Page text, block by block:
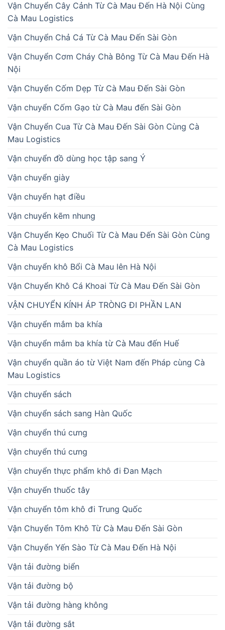
Vận Chuyển Cây Cảnh Từ Cà Mau Đến Hà Nội Cùng
Cà Mau Logistics
Vận Chuyển Chả Cá Từ Cà Mau Đến Sài Gòn
Vận Chuyển Cơm Cháy Chà Bông Từ Cà Mau Đến Hà
Nội
Vận Chuyển Cốm Dẹp Từ Cà Mau Đến Sài Gòn
Vận chuyển Cốm Gạo từ Cà Mau đến Sài Gòn
Vận Chuyển Cua Từ Cà Mau Đến Sài Gòn Cùng Cà
Mau Logistics
Vận chuyển đồ dùng học tập sang Ý
Vận chuyển giày
Vận chuyển hạt điều
Vận chuyển kẽm nhung
Vận Chuyển Kẹo Chuối Từ Cà Mau Đến Sài Gòn Cùng
Cà Mau Logistics
Vận chuyển khô Bổi Cà Mau lên Hà Nội
Vận Chuyển Khô Cá Khoai Từ Cà Mau Đến Sài Gòn
VẬN CHUYỂN KÍNH ÁP TRÒNG ĐI PHẦN LAN
Vận chuyển mắm ba khía
Vận chuyển mắm ba khía từ Cà Mau đến Huế
Vận chuyển quần áo từ Việt Nam đến Pháp cùng Cà
Mau Logistics
Vận chuyển sách
Vận chuyển sách sang Hàn Quốc
Vận chuyển thú cưng
Vận chuyển thú cưng
Vận chuyển thực phẩm khô đi Đan Mạch
Vận chuyển thuốc tây
Vận chuyển tôm khô đi Trung Quốc
Vận Chuyển Tôm Khô Từ Cà Mau Đến Sài Gòn
Vận Chuyển Yến Sào Từ Cà Mau Đến Hà Nội
Vận tải đường biển
Vận tải đường bộ
Vận tải đường hàng không
Vận tải đường sắt